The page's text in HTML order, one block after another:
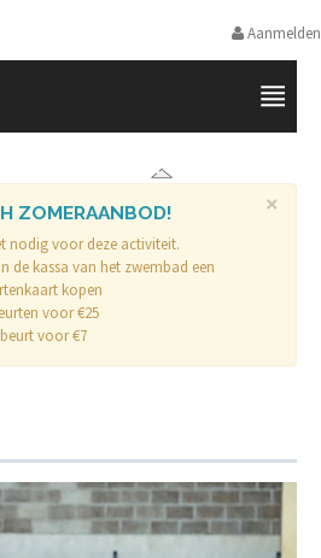
Aanmelden
HASSELT
×
ZOMERAANBOD!
nodig voor deze activiteit.
de kassa van het zwembad een
kopen
voor €25
voor €7